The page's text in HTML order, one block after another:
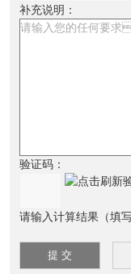
补充说明：
验证码：
请输入计算结果（填写阿